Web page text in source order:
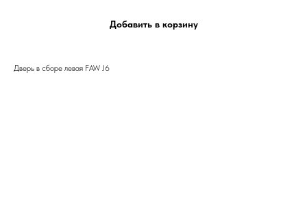
Добавить в корзину
Дверь в сборе левая FAW J6